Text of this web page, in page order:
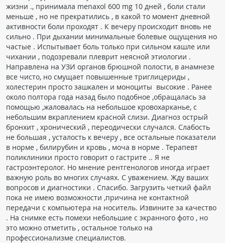
КНИЖНЫЙ МАГАЗИН
ПАЦИЕНТАМ
Где пройти обследование
Компьютерная томография (КТ)
Магнитно-резонансная томография (МРТ)
Спросить врача
ПОМОЩЬ
жизни ., принимала menaxol 600 mg 10 дней , боли стали
меньше , но не прекратились , в какой то момент дневной
активности боли проходят . К вечеру происходит вновь не
сильно . При дыхании минимальные болевые ощущения но
частые . Испытывает боль только при сильном кашле или
чихании , подозревали плеврит неясной этиологии .
Направлена на УЗИ органов брюшной полости, в анамнезе
все чисто, но смущает повышенные триглицериды ,
холестерин просто зашкален и моноциты высокие . Ранее
около полтора года назад было подобное ,обращалась за
помощью ,жаловалась на небольшое кровохарканье, с
небольшим вкраплением красной слизи. Диагноз острый
бронхит , хронический , переодически случался. Слабость
не большая , усталость к вечеру , все остальные показатели
в норме , билирубин и кровь , моча в норме . Терапевт
поликлиники просто говорит о гастрите .. Я не
гастроэнтеролог. Но мнение рентгенологов иногда играет
важную роль во многих случаях. С уважением. Жду ваших
вопросов и диагностики . Спасибо. Загрузить четкий файл
пока не имею возможности ,причина не контактной
передачи с компьютера на носитель. Извините за качество
. На снимке есть помехи небольшие с экранного фото , но
это можно отметить , остальное только на
профессионализме специалистов.